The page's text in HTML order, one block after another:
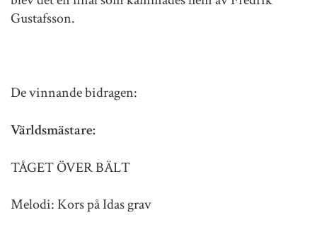
Gustafsson.
De vinnande bidragen:
Världsmästare:
TÅGET ÖVER BÄLT
Melodi: Kors på Idas grav